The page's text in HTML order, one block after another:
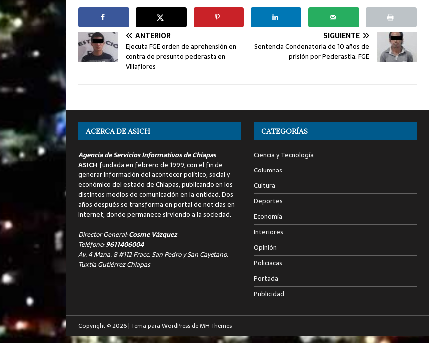
ANTERIOR
Ejecuta FGE orden de aprehensión en
contra de presunto pederasta en
Villaflores
SIGUIENTE
Sentencia Condenatoria de 10 años de
prisión por Pederastia: FGE
ACERCA DE ASICH
Agencia de Servicios Informativos de Chiapas
ASICH fundada en febrero de 1999, con el fin de
generar información del acontecer político, social y
económico del estado de Chiapas, publicando en los
distintos medios de comunicación en la entidad. Dos
años después se transforma en portal de noticias en
internet, donde permanece sirviendo a la sociedad.
Director General:Cosme Vázquez
Teléfono:9611406004
Av. 4 Mzna. 8 #112 Fracc. San Pedro y San Cayetano,
Tuxtla Gutiérrez Chiapas
CATEGORÍAS
Ciencia y Tecnología
Columnas
Cultura
Deportes
Economía
Interiores
Opinión
Policiacas
Portada
Publicidad
Copyright © 2026 | Tema para WordPress deMH Themes